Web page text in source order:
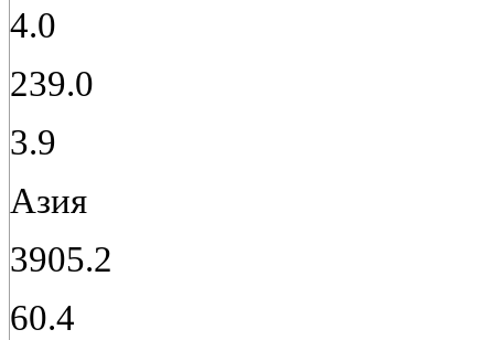
4.0
239.0
3.9
Азия
3905.2
60.4